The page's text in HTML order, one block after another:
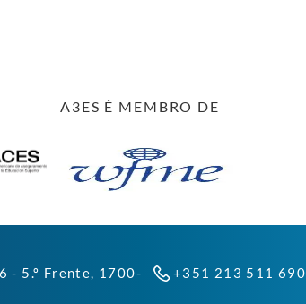
A3ES É MEMBRO DE
- 5.º Frente, 1700-
+351 213 511 690